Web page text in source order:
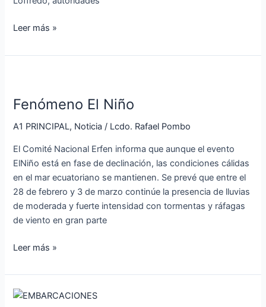
Leer más »
Fenómeno El Niño
A1 PRINCIPAL, Noticia / Lcdo. Rafael Pombo
El Comité Nacional Erfen informa que aunque el evento
ElNiño está en fase de declinación, las condiciones cálidas
en el mar ecuatoriano se mantienen. Se prevé que entre el
28 de febrero y 3 de marzo continúe la presencia de lluvias
de moderada y fuerte intensidad con tormentas y ráfagas
de viento en gran parte
Niño
Leer más »
Campañas